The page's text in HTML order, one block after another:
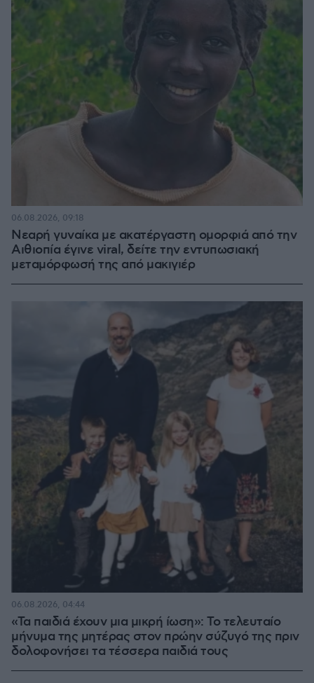
Νεαρή γυναίκα με ακατέργαστη ομορφιά από την
Αιθιοπία έγινε viral, δείτε την εντυπωσιακή
μεταμόρφωσή της από μακιγιέρ
06.08.2026, 09:18
«Τα παιδιά έχουν μια μικρή ίωση»: Το τελευταίο
μήνυμα της μητέρας στον πρώην σύζυγό της πριν
δολοφονήσει τα τέσσερα παιδιά τους
06.08.2026, 04:44